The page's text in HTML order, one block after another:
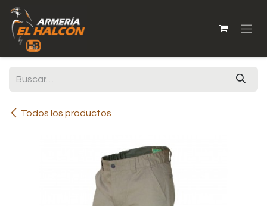
Ir al contenido
Todos los productos